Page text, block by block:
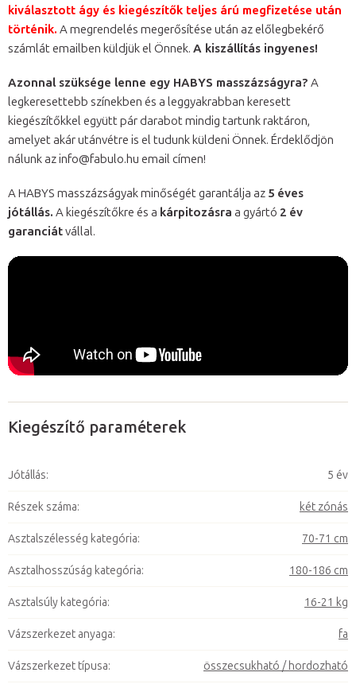
kiválasztott ágy és kiegészítők teljes árú megfizetése után
történik. A megrendelés megerősítése után az előlegbekérő
számlát emailben küldjük el Önnek. A kiszállítás ingyenes!
Azonnal szüksége lenne egy HABYS masszázságyra? A
legkeresettebb színekben és a leggyakrabban keresett
kiegészítőkkel együtt pár darabot mindig tartunk raktáron,
amelyet akár utánvétre is el tudunk küldeni Önnek. Érdeklődjön
nálunk az info@fabulo.hu email címen!
A HABYS masszázságyak minőségét garantálja az 5 éves
jótállás. A kiegészítőkre és a kárpitozásra a gyártó 2 év
garanciátvállal.
Kiegészítő paraméterek
Jótállás: 5 év
Részek száma: két zónás
Asztalszélesség kategória: 70-71 cm
Asztalhosszúság kategória: 180-186 cm
Asztalsúly kategória: 16-21 kg
Vázszerkezet anyaga: fa
Vázszerkezet típusa: összecsukható / hordozható